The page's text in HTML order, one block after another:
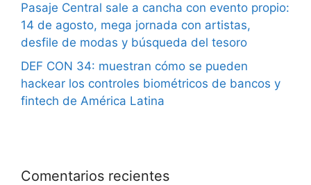
Pasaje Central sale a cancha con evento propio:
14 de agosto, mega jornada con artistas,
desfile de modas y búsqueda del tesoro
DEF CON 34: muestran cómo se pueden
hackear los controles biométricos de bancos y
fintech de América Latina
Comentarios recientes